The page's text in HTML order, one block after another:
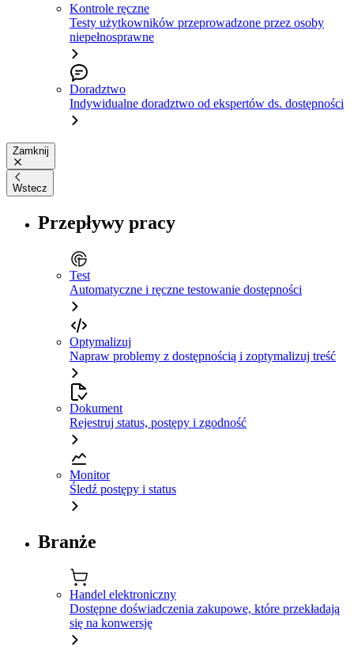
Kontrole ręczne
Testy użytkowników przeprowadzone przez osoby
niepełnosprawne
Doradztwo
Indywidualne doradztwo od ekspertów ds. dostępności
Zamknij
Wstecz
Przepływy pracy
Test
Automatyczne i ręczne testowanie dostępności
Optymalizuj
Napraw problemy z dostępnością i zoptymalizuj treść
Dokument
Rejestruj status, postępy i zgodność
Monitor
Śledź postępy i status
Branże
Handel elektroniczny
Dostępne doświadczenia zakupowe, które przekładają
się na konwersję